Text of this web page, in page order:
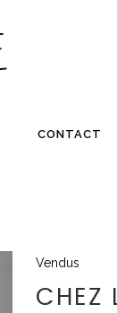
CONTACT
Vendus
CHEZ